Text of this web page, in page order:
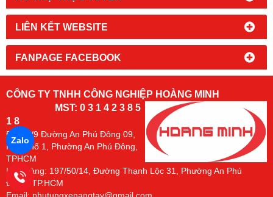
LIÊN KẾT WEBSITE
FANPAGE FACEBOOK
CÔNG TY TNHH CÔNG NGHIỆP HOÀNG MINH
MST: 0 3 1 4 2 3 8 5
1 8
Đc:
94/9 Đường An Phú Đông 09,
Khu Phố 1, Phường An Phú Đông,
TPHCM
Kho Hàng: 197/50/14, Đường Thạnh Lộc 31, Phường An Phú
Đông. TP.HCM
Zalo